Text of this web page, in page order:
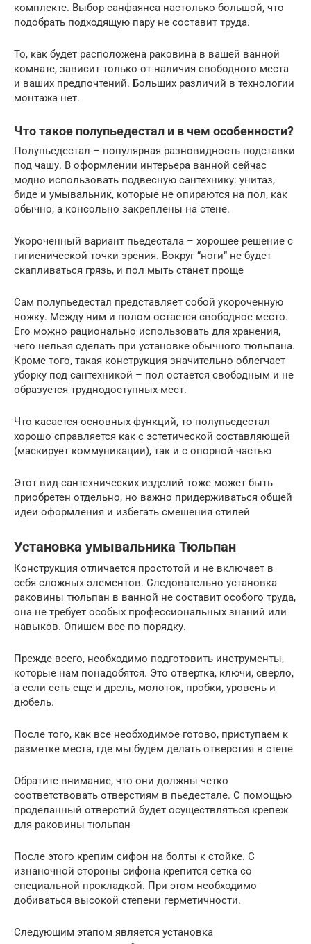
комплекте. Выбор санфаянса настолько большой, что
подобрать подходящую пару не составит труда.
То, как будет расположена раковина в вашей ванной
комнате, зависит только от наличия свободного места
и ваших предпочтений. Больших различий в технологии
монтажа нет.
Что такое полупьедестал и в чем особенности?
Полупьедестал – популярная разновидность подставки
под чашу. В оформлении интерьера ванной сейчас
модно использовать подвесную сантехнику: унитаз,
биде и умывальник, которые не опираются на пол, как
обычно, а консольно закреплены на стене.
Укороченный вариант пьедестала – хорошее решение с
гигиенической точки зрения. Вокруг “ноги” не будет
скапливаться грязь, и пол мыть станет проще
Сам полупьедестал представляет собой укороченную
ножку. Между ним и полом остается свободное место.
Его можно рационально использовать для хранения,
чего нельзя сделать при установке обычного тюльпана.
Кроме того, такая конструкция значительно облегчает
уборку под сантехникой – пол остается свободным и не
образуется труднодоступных мест.
Что касается основных функций, то полупьедестал
хорошо справляется как с эстетической составляющей
(маскирует коммуникации), так и с опорной частью
Этот вид сантехнических изделий тоже может быть
приобретен отдельно, но важно придерживаться общей
идеи оформления и избегать смешения стилей
Установка умывальника Тюльпан
Конструкция отличается простотой и не включает в
себя сложных элементов. Следовательно установка
раковины тюльпан в ванной не составит особого труда,
она не требует особых профессиональных знаний или
навыков. Опишем все по порядку.
Прежде всего, необходимо подготовить инструменты,
которые нам понадобятся. Это отвертка, ключи, сверло,
а если есть еще и дрель, молоток, пробки, уровень и
дюбель.
После того, как все необходимое готово, приступаем к
разметке места, где мы будем делать отверстия в стене
Обратите внимание, что они должны четко
соответствовать отверстиям в пьедестале. С помощью
проделанный отверстий будет осуществляться крепеж
для раковины тюльпан
После этого крепим сифон на болты к стойке. С
изнаночной стороны сифона крепится сетка со
специальной прокладкой. При этом необходимо
добиваться высокой степени герметичности.
Следующим этапом является установка